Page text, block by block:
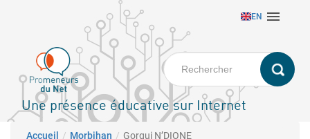
principal
EN 
Une présence éducative sur Internet
Accueil Morbihan Gorgui N’DIONE